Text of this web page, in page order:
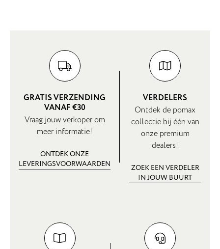
GRATIS VERZENDING
VANAF €30
Vraag jouw verkoper om
meer informatie!
ONTDEK ONZE
LEVERINGSVOORWAARDEN
VERDELERS
Ontdek de pomax
collectie bij één van
onze premium
dealers!
ZOEK EEN VERDELER
IN JOUW BUURT